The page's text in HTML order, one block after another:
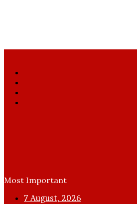
Most Important
7 August, 2026